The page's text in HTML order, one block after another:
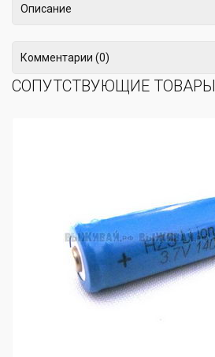
Описание
Комментарии (0)
СОПУТСТВУЮЩИЕ ТОВАРЫ